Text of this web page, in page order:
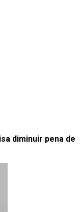
diminuir pena de